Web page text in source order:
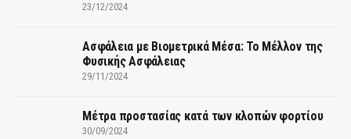
23/12/2024
Ασφάλεια με Βιομετρικά Μέσα: Το Μέλλον της
Φυσικής Ασφάλειας
29/11/2024
Μέτρα προστασίας κατά των κλοπών φορτίου
30/09/2024